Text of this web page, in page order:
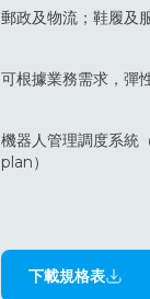
郵政及物流；鞋履及
可根據業務需求，彈
機器人管理調度系統
plan）
下載規格表